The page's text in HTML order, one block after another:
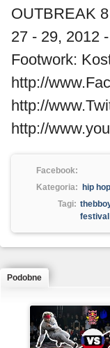
OUTBREAK
27 - 29, 2012
Footwork:
http://
http://
http://
Facebook:
Kategoria:
hip hop
Tagi:
festival
Podobne